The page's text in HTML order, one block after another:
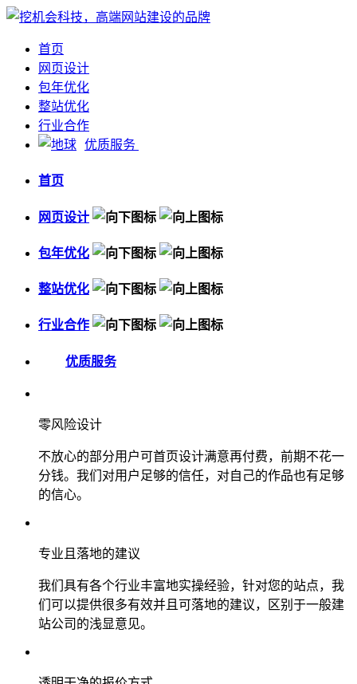
首页
网页设计
包年优化
整站优化
行业合作
优质服务
首页
网页设计
包年优化
整站优化
行业合作
优质服务
零风险设计
不放心的部分用户可首页设计满意再付费，前期不花一
分钱。我们对用户足够的信任，对自己的作品也有足够
的信心。
专业且落地的建议
我们具有各个行业丰富地实操经验，针对您的站点，我
们可以提供很多有效并且可落地的建议，区别于一般建
站公司的浅显意见。